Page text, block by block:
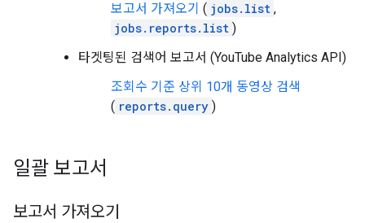
보고서 가져오기 ( jobs.list ,
jobs.reports.list )
타겟팅된 검색어 보고서 (YouTube Analytics API)
조회수 기준 상위 10개 동영상 검색
( reports.query )
일괄 보고서
보고서 가져오기